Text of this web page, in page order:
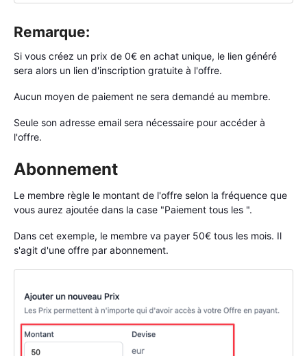
Remarque:
Si vous créez un prix de 0€ en achat unique, le lien généré
sera alors un lien d'inscription gratuite à l'offre.
Aucun moyen de paiement ne sera demandé au membre.
Seule son adresse email sera nécessaire pour accéder à
l'offre.
Abonnement
Le membre règle le montant de l'offre selon la fréquence que
vous aurez ajoutée dans la case "Paiement tous les ".
Dans cet exemple, le membre va payer 50€ tous les mois. Il
s'agit d'une offre par abonnement.